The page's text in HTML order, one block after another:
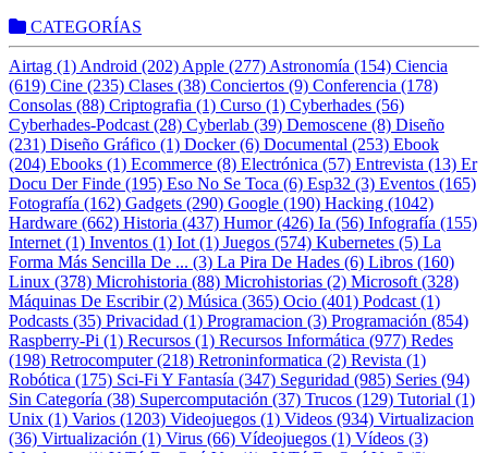
CATEGORÍAS
Airtag (1) Android (202) Apple (277) Astronomía (154) Ciencia
(619) Cine (235) Clases (38) Conciertos (9) Conferencia (178)
Consolas (88) Criptografia (1) Curso (1) Cyberhades (56)
Cyberhades-Podcast (28) Cyberlab (39) Demoscene (8) Diseño
(231) Diseño Gráfico (1) Docker (6) Documental (253) Ebook
(204) Ebooks (1) Ecommerce (8) Electrónica (57) Entrevista (13) Er
Docu Der Finde (195) Eso No Se Toca (6) Esp32 (3) Eventos (165)
Fotografía (162) Gadgets (290) Google (190) Hacking (1042)
Hardware (662) Historia (437) Humor (426) Ia (56) Infografía (155)
Internet (1) Inventos (1) Iot (1) Juegos (574) Kubernetes (5) La
Forma Más Sencilla De ... (3) La Pira De Hades (6) Libros (160)
Linux (378) Microhistoria (88) Microhistorias (2) Microsoft (328)
Máquinas De Escribir (2) Música (365) Ocio (401) Podcast (1)
Podcasts (35) Privacidad (1) Programacion (3) Programación (854)
Raspberry-Pi (1) Recursos (1) Recursos Informática (977) Redes
(198) Retrocomputer (218) Retroninformatica (2) Revista (1)
Robótica (175) Sci-Fi Y Fantasía (347) Seguridad (985) Series (94)
Sin Categoría (38) Supercomputación (37) Trucos (129) Tutorial (1)
Unix (1) Varios (1203) Videojuegos (1) Videos (934) Virtualizacion
(36) Virtualización (1) Virus (66) Vídeojuegos (1) Vídeos (3)